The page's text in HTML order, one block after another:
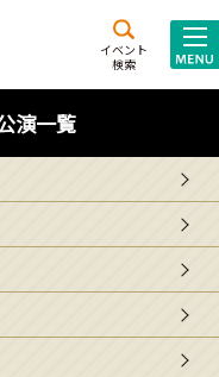
イベント
検索
演一覧